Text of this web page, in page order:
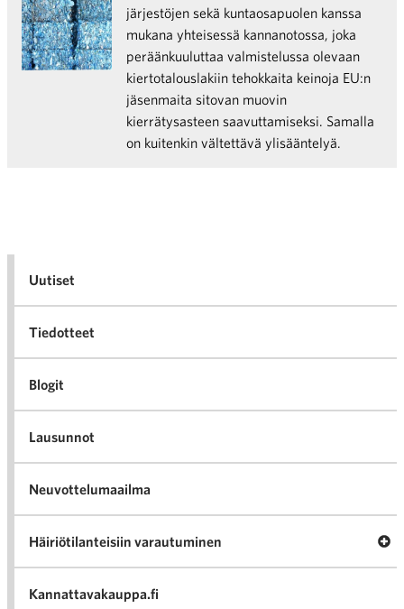
järjestöjen sekä kuntaosapuolen kanssa
mukana yhteisessä kannanotossa, joka
peräänkuuluttaa valmistelussa olevaan
kiertotalouslakiin tehokkaita keinoja EU:n
jäsenmaita sitovan muovin
kierrätysasteen saavuttamiseksi. Samalla
on kuitenkin vältettävä ylisääntelyä.
Uutiset
Tiedotteet
Blogit
Lausunnot
Neuvottelumaailma
Häiriötilanteisiin varautuminen
Kannattavakauppa.fi